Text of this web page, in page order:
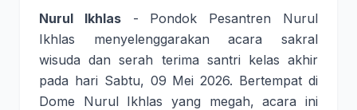
Nurul Ikhlas- Pondok Pesantren Nurul
Ikhlas menyelenggarakan acara sakral
wisuda dan serah terima santri kelas akhir
pada hari Sabtu, 09 Mei 2026. Bertempat di
Dome Nurul Ikhlas yang megah, acara ini